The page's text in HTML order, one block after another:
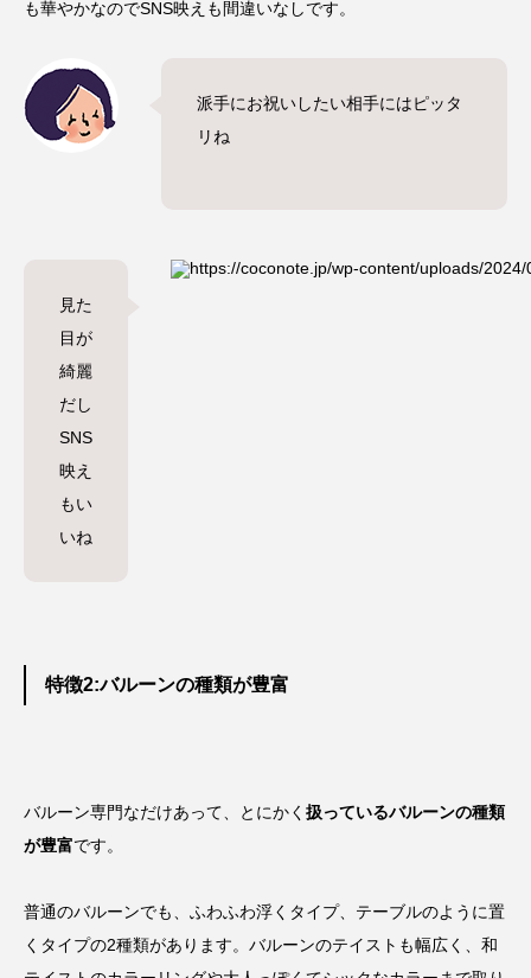
も華やかなのでSNS映えも間違いなしです。
派手にお祝いしたい相手にはピッタ
リね
見た
目が
綺麗
だし
SNS
映え
もい
いね
特徴2:バルーンの種類が豊富
バルーン専門なだけあって、とにかく 扱っているバルーンの種類
が豊富です。
普通のバルーンでも、ふわふわ浮くタイプ、テーブルのように置
くタイプの2種類があります。バルーンのテイストも幅広く、 和